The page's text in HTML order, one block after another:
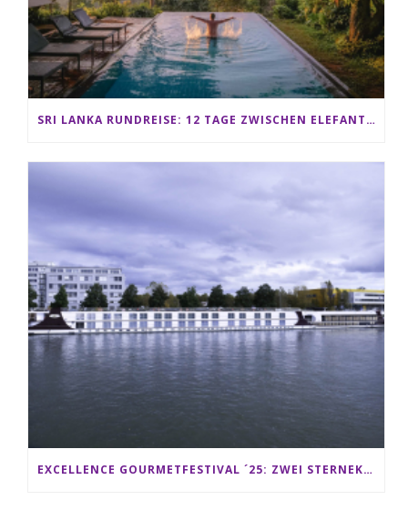
SRI LANKA RUNDREISE: 12 TAGE ZWISCHEN ELEFANTEN, TEEPLANTAGEN & STRAND ALS FAMILIE
EXCELLENCE GOURMETFESTIVAL ´25: ZWEI STERNEKÖCHE ANTONIO GUIDA & DARIO MORESCO VERWÖHNEN IHRE GÄSTE AUF EINER LUXERIÖSEN SCHIFFSREISE